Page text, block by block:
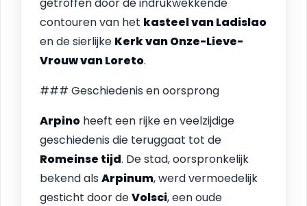
contouren van het kasteel van Ladislao
en de sierlijke Kerk van Onze-Lieve-
Vrouw van Loreto.
### Geschiedenis en oorsprong
Arpino heeft een rijke en veelzijdige
geschiedenis die teruggaat tot de
Romeinse tijd. De stad, oorspronkelijk
bekend als Arpinum, werd vermoedelijk
gesticht door deVolsci, een oude